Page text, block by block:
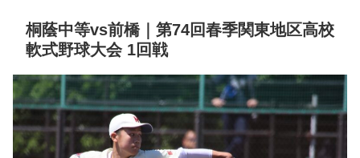
桐蔭中等vs前橋｜第74回春季関東地区高校
軟式野球大会 1回戦